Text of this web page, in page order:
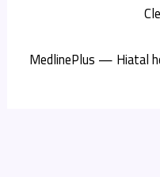
MedlinePlus — Hiatal